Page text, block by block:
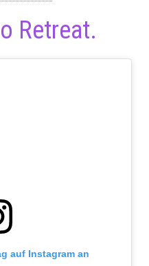
Retreat.
auf Instagram an